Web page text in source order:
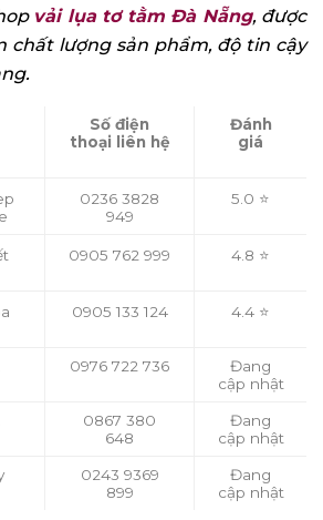
vải lụa tơ tằm Đà Nẵng, được
chất lượng sản phẩm, độ tin cậy
Số điện
thoại liên hệ
Đánh
giá
0236 3828
949
5.0 ⭐
0905 762 999 4.8 ⭐
0905 133 124 4.4 ⭐
0976 722 736
Đang
cập nhật
0867 380
648
Đang
cập nhật
0243 9369
899
Đang
cập nhật